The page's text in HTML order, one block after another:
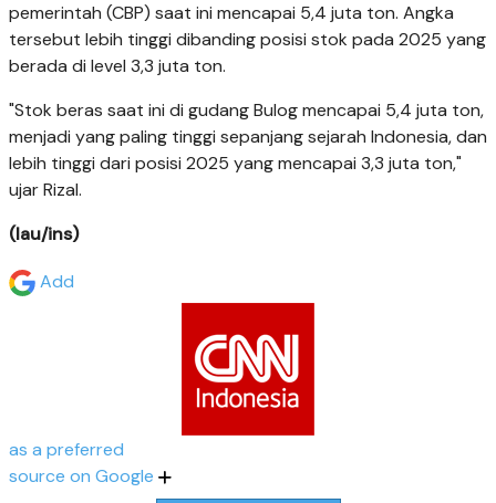
pemerintah (CBP) saat ini mencapai 5,4 juta ton. Angka
tersebut lebih tinggi dibanding posisi stok pada 2025 yang
berada di level 3,3 juta ton.
"Stok beras saat ini di gudang Bulog mencapai 5,4 juta ton,
menjadi yang paling tinggi sepanjang sejarah Indonesia, dan
lebih tinggi dari posisi 2025 yang mencapai 3,3 juta ton,"
ujar Rizal.
(lau/ins)
Add
as a preferred
source on Google